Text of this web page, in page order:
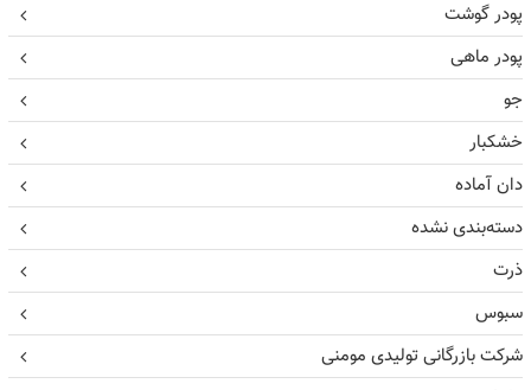
پودر گوشت
پودر ماهی
جو
خشکبار
دان آماده
دسته‌بندی نشده
ذرت
سبوس
شرکت بازرگانی تولیدی مومنی